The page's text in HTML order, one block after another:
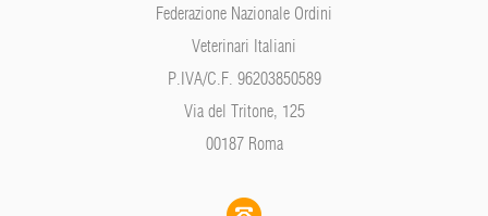
Federazione Nazionale Ordini
Veterinari Italiani
P.IVA/C.F. 96203850589
Via del Tritone, 125
00187 Roma